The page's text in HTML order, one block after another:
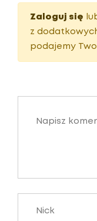
Zaloguj się
z
podajemy